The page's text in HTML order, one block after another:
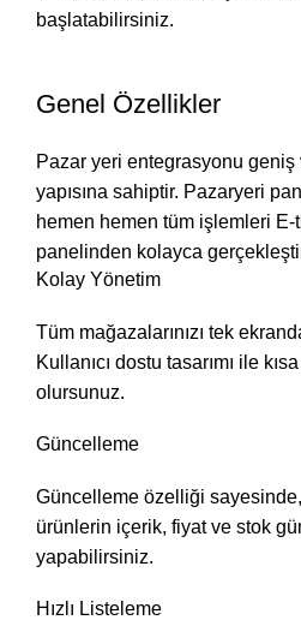
başlatabilirsiniz.
Genel Özellikler
Pazar yeri entegrasyonu geniş
yapısına sahiptir. Pazaryeri
hemen hemen tüm işlemleri
panelinden kolayca
Kolay Yönetim
Tüm mağazalarınızı tek
Kullanıcı dostu tasarımı ile
olursunuz.
Güncelleme
Güncelleme özelliği
ürünlerin içerik, fiyat ve stok
yapabilirsiniz.
Hızlı Listeleme